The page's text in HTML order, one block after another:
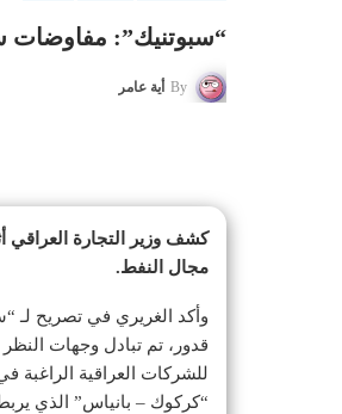
“سبوتنيك”: مفاوضات
By أية عامر
كشف وزير التجارة العراقي
مجال النفط.
وأكد الغريري في تصريح لـ
قدور، تم تبادل وجهات
للشركات العراقية
“كركوك – بانياس” الذي يربط